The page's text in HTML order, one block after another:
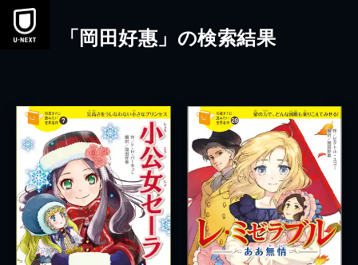
本文へスキップ
「岡田好惠」の検索結果